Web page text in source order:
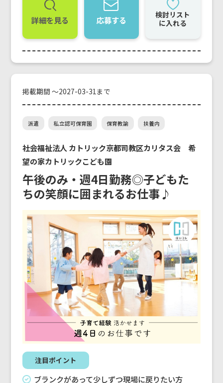
詳細を見る 応募する
検討リスト
に入れる
掲載期間 ～2027-03-31まで
派遣 私立認可保育園 保育教諭 扶養内
社会福祉法人 カトリック京都司教区カリタス会 希
望の家カトリックこども園
午後のみ・週4日勤務◎子どもた
ちの笑顔に囲まれるお仕事♪
注目ポイント
ブランクがあって少しずつ現場に戻りたい方